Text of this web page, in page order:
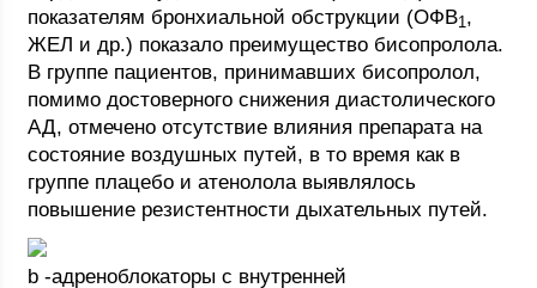
показателям бронхиальной обструкции (ОФВ1,
ЖЕЛ и др.) показало преимущество бисопролола.
В группе пациентов, принимавших бисопролол,
помимо достоверного снижения диастолического
АД, отмечено отсутствие влияния препарата на
состояние воздушных путей, в то время как в
группе плацебо и атенолола выявлялось
повышение резистентности дыхательных путей.
b -адреноблокаторы с внутренней